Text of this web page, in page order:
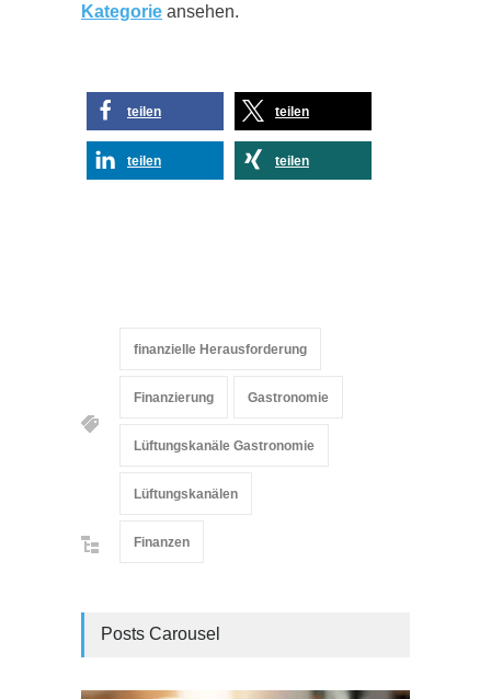
Kategorie ansehen.
teilen teilen
teilen teilen
finanzielle Herausforderung
Finanzierung Gastronomie
Lüftungskanäle Gastronomie
Lüftungskanälen
Finanzen
Posts Carousel